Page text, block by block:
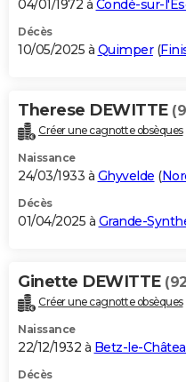
04/01/1972 à Condé-sur-
Décès
10/05/2025 à Quimper(
Therese DEWITTE
Créer une cagnotte obsèques
Naissance
24/03/1933 à Ghyvelde (
Décès
01/04/2025 à Grande-
Ginette DEWITTE
Créer une cagnotte obsèques
Naissance
22/12/1932 à Betz-le-
Décès